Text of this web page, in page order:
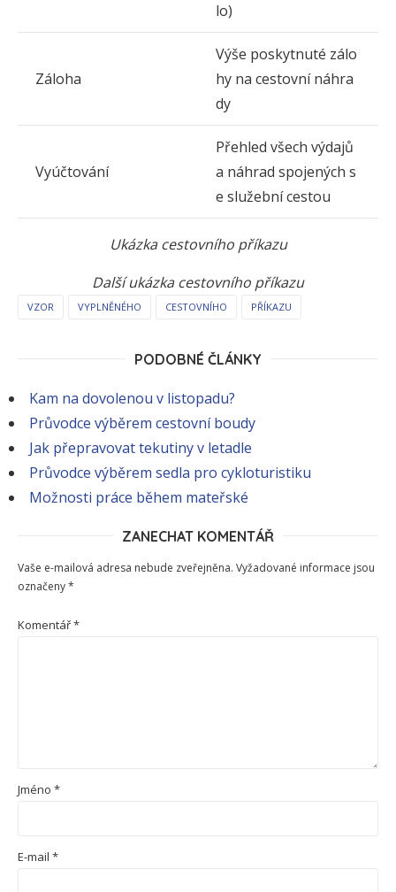
lo)
Záloha
Výše poskytnuté zálo
hy na cestovní náhra
dy
Vyúčtování
Přehled všech výdajů
a náhrad spojených s
e služební cestou
Ukázka cestovního příkazu
Další ukázka cestovního příkazu
VZOR VYPLNĚNÉHO CESTOVNÍHO PŘÍKAZU
PODOBNÉ ČLÁNKY
Kam na dovolenou v listopadu?
Průvodce výběrem cestovní boudy
Jak přepravovat tekutiny v letadle
Průvodce výběrem sedla pro cykloturistiku
Možnosti práce během mateřské
ZANECHAT KOMENTÁŘ
Vaše e-mailová adresa nebude zveřejněna. Vyžadované informace jsou
označeny*
Komentář*
Jméno *
E-mail *